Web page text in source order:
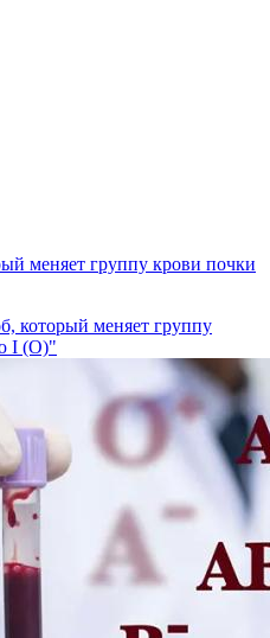
меняет группу крови почки
который меняет группу
I (O)"